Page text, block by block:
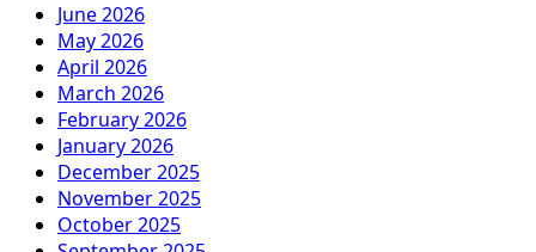
June 2026
May 2026
April 2026
March 2026
February 2026
January 2026
December 2025
November 2025
October 2025